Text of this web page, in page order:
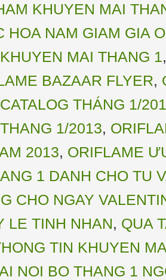
KHUYEN MAI
HOA NAM GIAM GIA
MAI THANG 1
BAZAAR FLYER,
THÁNG 1/
1/2013,
2013, ORIFLAME
1 DANH CHO TU
CHO NGAY
LE TINH NHAN, QUA
TIN KHUYEN
NOI BO THANG 1